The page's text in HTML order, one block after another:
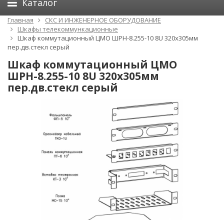
Каталог
Главная
СКС И ИНЖЕНЕРНОЕ ОБОРУДОВАНИЕ
Шкафы телекоммункационные
Шкаф коммутационный ЦМО ШРН-8.255-10 8U 320x305мм
пер.дв.стекл серый
Шкаф коммутационный ЦМО
ШРН-8.255-10 8U 320x305мм
пер.дв.стекл серый